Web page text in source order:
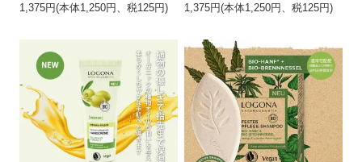
1,375円(本体1,250円、税125円)
1,375円(本体1,250円、税125円)